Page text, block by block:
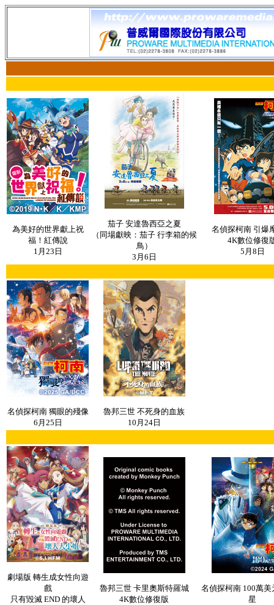
為美好的世界獻上祝
福！紅傳說
1月23日
茄子 安達魯西亞之夏
（同場獻映：茄子 行李箱的候
鳥）
3月6日
名偵探柯南 引爆
4K數位修復
5月8日
名偵探柯南 獨眼的殘像
6月25日
魯邦三世 不死身的血族
10月24日
劇場版 轉生成女性向遊
戲
只有毀滅 END 的壞人
魯邦三世 卡里奧斯特羅城
4K數位修復版
名偵探柯南 100萬美
星